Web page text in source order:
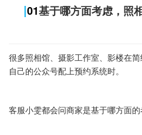
|01基于哪方面考虑，照
很多照相馆、摄影工作室、影楼在
自己的公众号配上预约系统时。
客服小雯都会问商家是基于哪方面